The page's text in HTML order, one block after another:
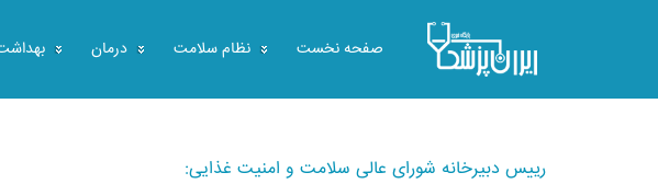
صفحه نخست نظام سلامت درمان
رییس دبیرخانه شورای عالی سلامت و امنیت غذایی: